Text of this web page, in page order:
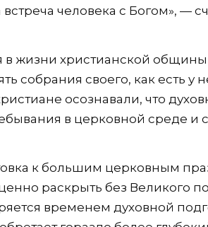
человека с Богом», —
в жизни христианской общины
собрания своего, как есть у
осознавали, что
в церковной среде и
к большим церковным
раскрыть без Великого
временем духовной